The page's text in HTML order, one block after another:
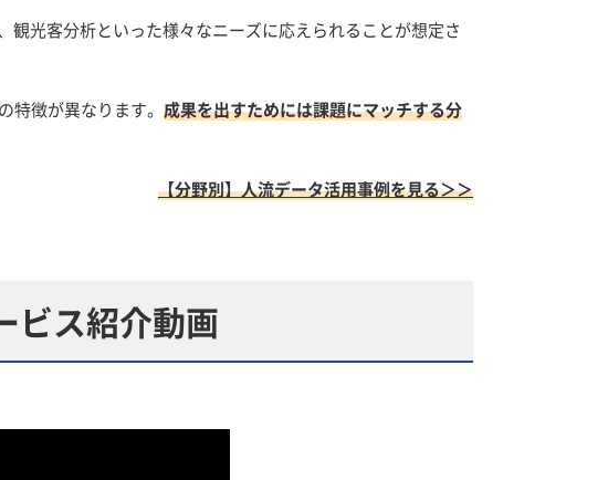
観光客分析といった様々なニーズに応えられることが想定さ
徴が異なります。 成果を出すためには課題にマッチする分
【分野別】人流データ活用事例を見る＞＞
ビス紹介動画